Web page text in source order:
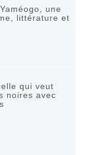
une
littérature et
qui veut
noires avec